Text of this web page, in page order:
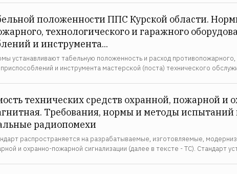
положенности ППС Курской области.
технологического и гаражного
и инструмента...
устанавливают табельную положенность и расход
и инструмента мастерской (поста) технического
технических средств охранной, пожарной
Требования, нормы и методы испытаний
радиопомехи
распространяется на разрабатываемые, изготовляемые,
и охранно-пожарной сигнализации (далее в тексте - ТС). Стандарт